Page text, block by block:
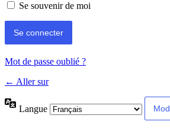
Se souvenir de moi
Mot de passe oublié ?
← Aller sur
Langue